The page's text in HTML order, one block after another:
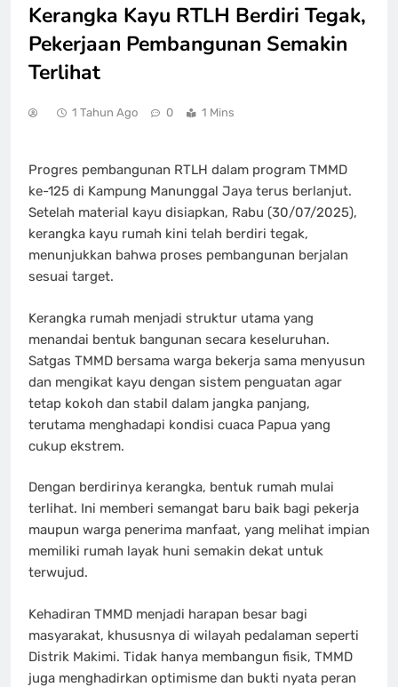
Kerangka Kayu RTLH Berdiri Tegak,
Pekerjaan Pembangunan Semakin
Terlihat
1 Tahun Ago 0 1 Mins
Progres pembangunan RTLH dalam program TMMD
ke-125 di Kampung Manunggal Jaya terus berlanjut.
Setelah material kayu disiapkan, Rabu (30/07/2025),
kerangka kayu rumah kini telah berdiri tegak,
menunjukkan bahwa proses pembangunan berjalan
sesuai target.
Kerangka rumah menjadi struktur utama yang
menandai bentuk bangunan secara keseluruhan.
Satgas TMMD bersama warga bekerja sama menyusun
dan mengikat kayu dengan sistem penguatan agar
tetap kokoh dan stabil dalam jangka panjang,
terutama menghadapi kondisi cuaca Papua yang
cukup ekstrem.
Dengan berdirinya kerangka, bentuk rumah mulai
terlihat. Ini memberi semangat baru baik bagi pekerja
maupun warga penerima manfaat, yang melihat impian
memiliki rumah layak huni semakin dekat untuk
terwujud.
Kehadiran TMMD menjadi harapan besar bagi
masyarakat, khususnya di wilayah pedalaman seperti
Distrik Makimi. Tidak hanya membangun fisik, TMMD
juga menghadirkan optimisme dan bukti nyata peran